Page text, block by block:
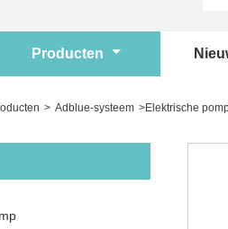
Producten
> Adblue-systeem >Elektrische